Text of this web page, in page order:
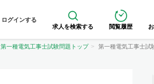
ログインする
求人を検索する
閲覧履歴
第一種電気工事士試験問題トップ 第一種電気工事士試